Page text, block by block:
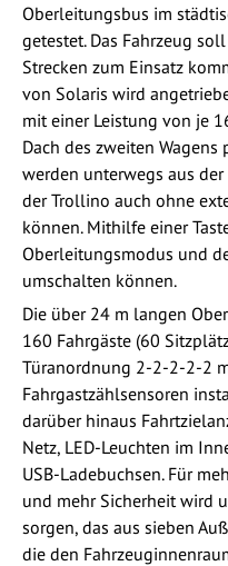
Oberleitungsbus im
getestet. Das Fahrzeug
Strecken zum Einsatz
von Solaris wird
mit einer Leistung von je
Dach des zweiten
werden unterwegs aus
der Trollino auch ohne
können. Mithilfe einer
Oberleitungsmodus und
umschalten können.
Die über 24 m langen
160 Fahrgäste (60
Türanordnung 2-2-2-2-2
Fahrgastzählsensoren
darüber hinaus
Netz, LED-Leuchten im
USB-Ladebuchsen. Für
und mehr Sicherheit wird
sorgen, das aus sieben
die den